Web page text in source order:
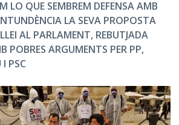
LO QUE SEMBREM DEFENSA AMB
LA SEVA PROPOSTA
AL PARLAMENT, REBUTJADA
POBRES ARGUMENTS PER PP,
I PSC